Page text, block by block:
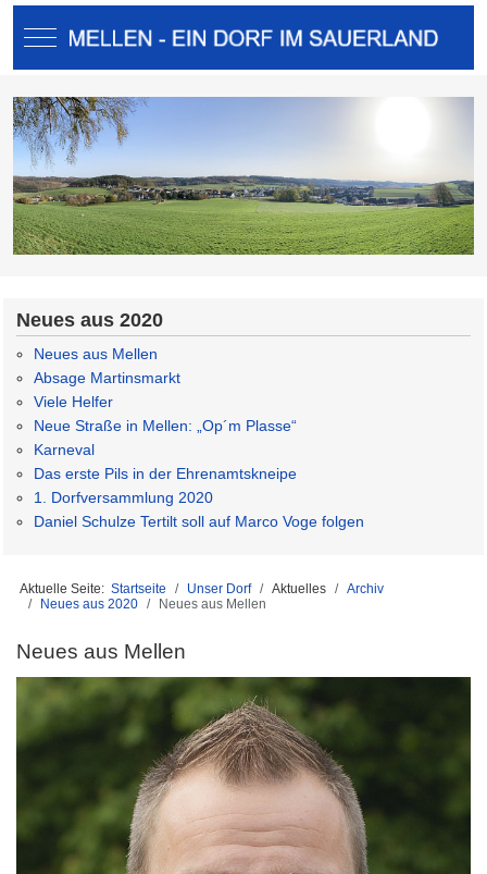
Mobile Menu Toggle
Neues aus 2020
Neues aus Mellen
Absage Martinsmarkt
Viele Helfer
Neue Straße in Mellen: „Op´m Plasse“
Karneval
Das erste Pils in der Ehrenamtskneipe
1. Dorfversammlung 2020
Daniel Schulze Tertilt soll auf Marco Voge folgen
Aktuelle Seite: Startseite Unser Dorf Aktuelles
Archiv
Neues aus 2020
Neues aus Mellen
Neues aus Mellen